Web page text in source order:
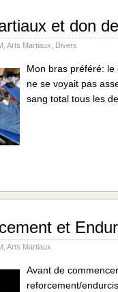
et don
,Arts Martiaux, Divers
Mon bras préféré: le
ne se voyait pas
sang total tous les
et
,Arts Martiaux
Avant de
reforcement/